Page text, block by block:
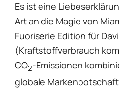
Es ist eine
Art an die Magie von
Fuoriserie Edition für
(Kraftstoffverbrauch
CO2-Emissionen
globale